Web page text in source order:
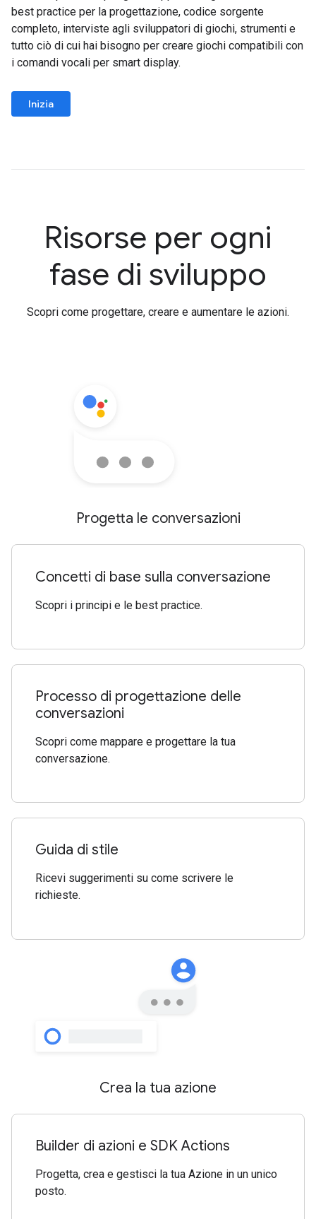
best practice per la progettazione, codice sorgente
completo, interviste agli sviluppatori di giochi, strumenti e
tutto ciò di cui hai bisogno per creare giochi compatibili con
i comandi vocali per smart display.
Inizia
Risorse per ogni
fase di sviluppo
Scopri come progettare, creare e aumentare le azioni.
Progetta le conversazioni
Concetti di base sulla conversazione
Scopri i principi e le best practice.
Processo di progettazione delle
conversazioni
Scopri come mappare e progettare la tua
conversazione.
Guida di stile
Ricevi suggerimenti su come scrivere le
richieste.
Crea la tua azione
Builder di azioni e SDK Actions
Progetta, crea e gestisci la tua Azione in un unico
posto.